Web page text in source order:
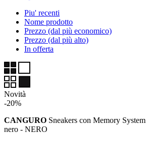
Piu' recenti
Nome prodotto
Prezzo (dal più economico)
Prezzo (dal più alto)
In offerta
Novità
-20%
CANGURO Sneakers con Memory System
nero - NERO